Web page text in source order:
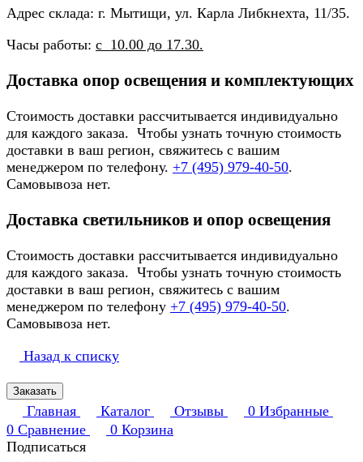
Адрес склада: г. Мытищи, ул. Карла Либкнехта, 11/35.
Часы работы: с 10.00 до 17.30.
Доставка опор освещения и комплектующих
Стоимость доставки рассчитывается индивидуально
для каждого заказа. Чтобы узнать точную стоимость
доставки в ваш регион, свяжитесь с вашим
менеджером по телефону. +7 (495) 979-40-50.
Самовывоза нет.
Доставка светильников и опор освещения
Стоимость доставки рассчитывается индивидуально
для каждого заказа. Чтобы узнать точную стоимость
доставки в ваш регион, свяжитесь с вашим
менеджером по телефону +7 (495) 979-40-50.
Самовывоза нет.
Назад к списку
Заказать
Главная Каталог Отзывы 0 Избранные
0 Сравнение 0 Корзина
Подписаться